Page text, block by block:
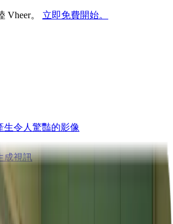
Vheer。 立即免費開始。
生令人驚豔的影像
成視訊
影像
多張參考影像進行編輯